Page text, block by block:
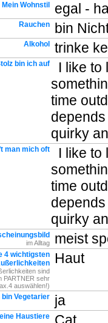
Mein Wohnstil egal -
Rauchen bin
Alkohol trinke
bin ich auf
I like to
time
quirky
man mich oft
I like to
time
quirky
im Alltag meist
4 wichtigsten
sind
PARTNER sehr
auswählen!)
Haut
bin Vegetarier ja
Haustiere